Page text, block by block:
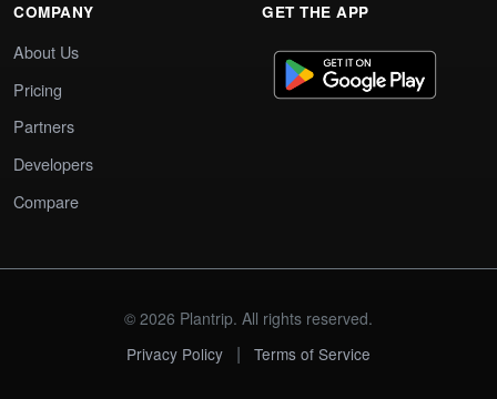
COMPANY
About Us
Pricing
Partners
Developers
Compare
GET THE APP
© 2026 Plantrip. All rights reserved.
Privacy Policy
| Terms of Service